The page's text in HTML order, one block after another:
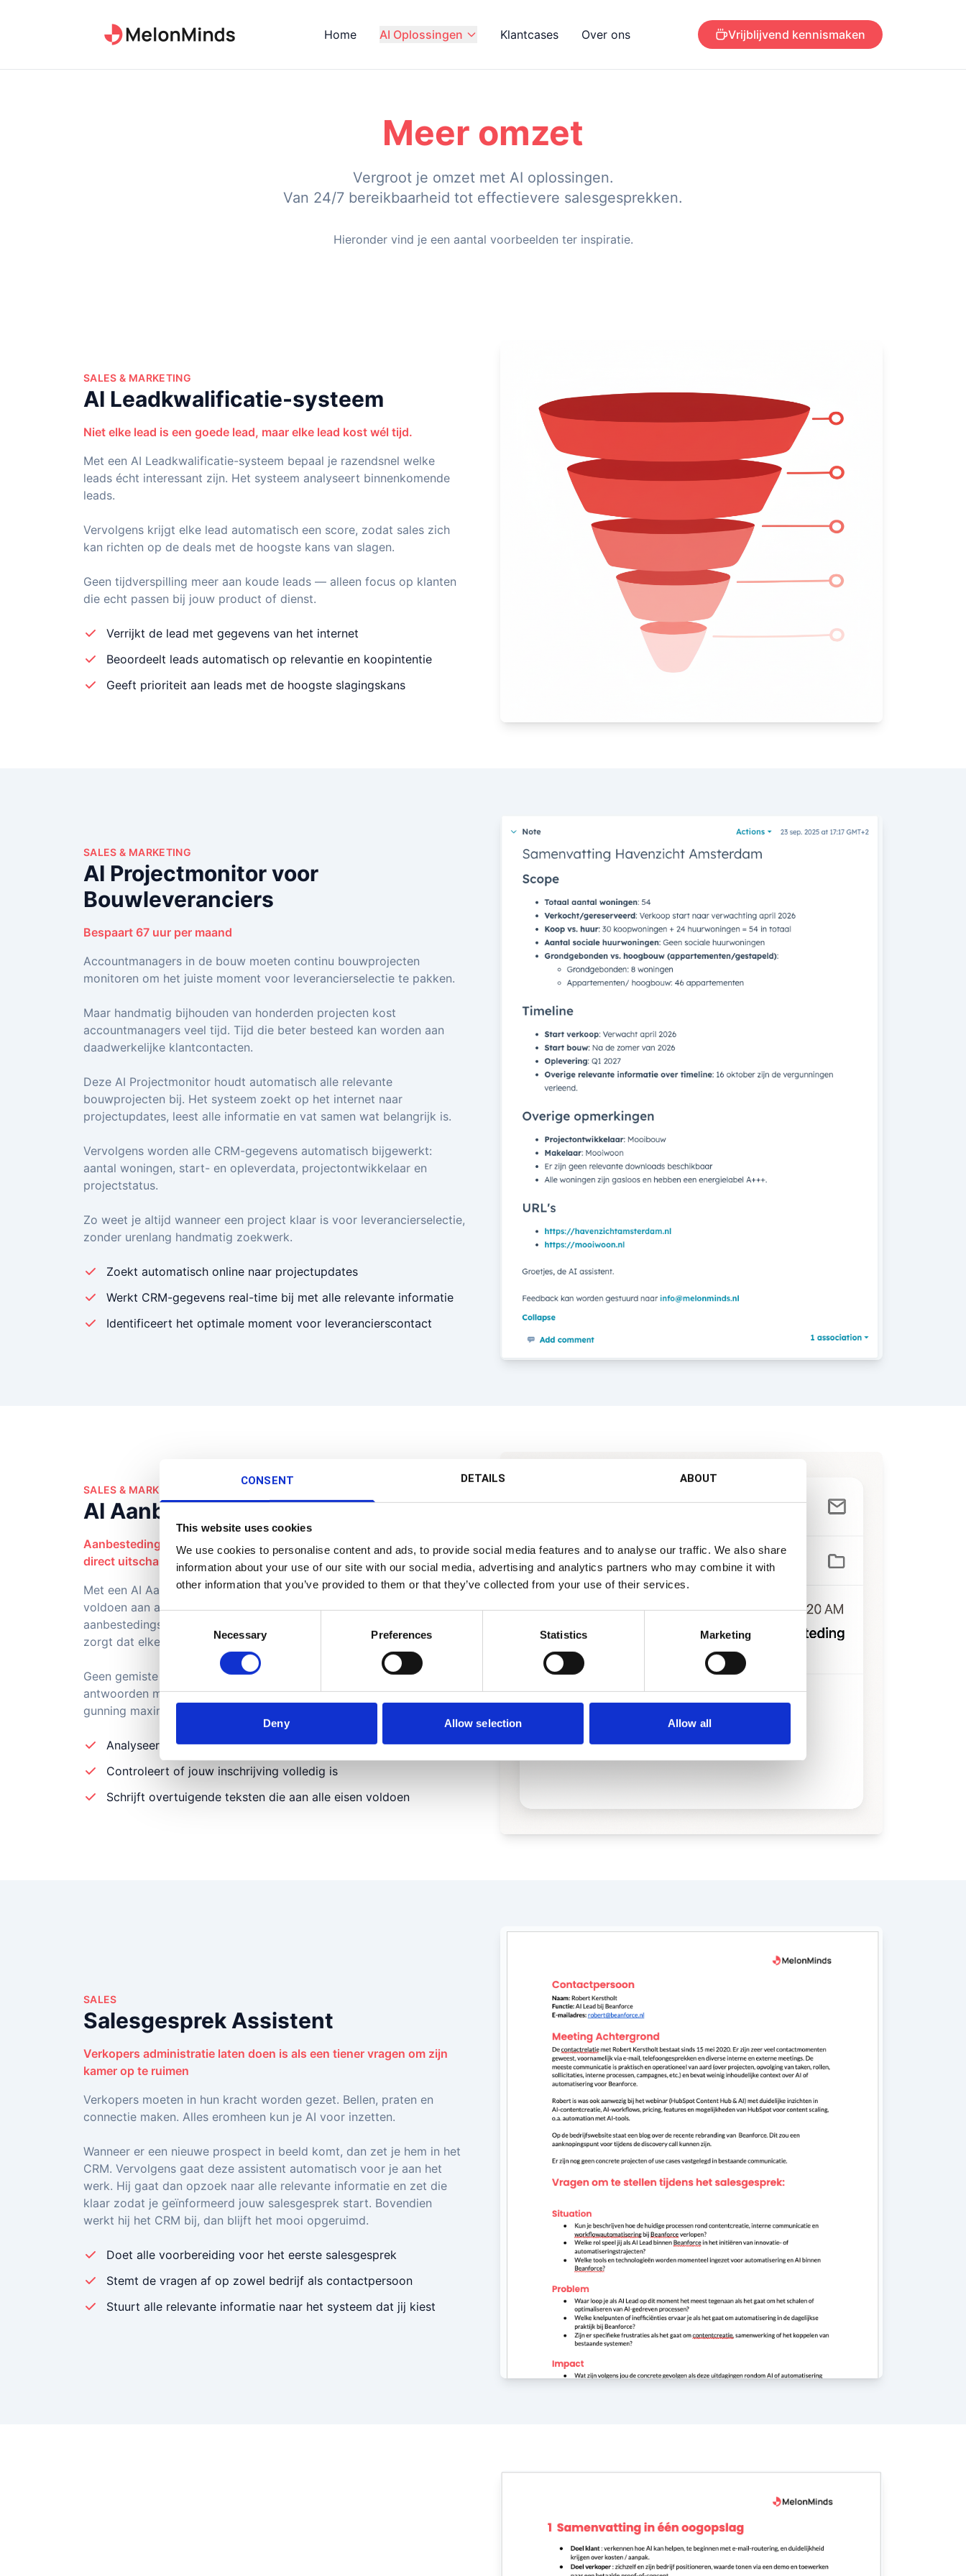
CONSENT DETAILS ABOUT
This website uses cookies
We use cookies to personalise content and ads, to provide social media features and to analyse our traffic. We also share
information about your use of our site with our social media, advertising and analytics partners who may combine it with
other information that you’ve provided to them or that they’ve collected from your use of their services.
Necessary Preferences Statistics Marketing
Deny Allow selection Allow all
Home AI Oplossingen Klantcases Over ons Vrijblijvend kennismaken
Meer omzet
Vergroot je omzet met AI oplossingen.
Van 24/7 bereikbaarheid tot effectievere salesgesprekken.
Hieronder vind je een aantal voorbeelden ter inspiratie.
SALES & MARKETING
AI Leadkwalificatie-systeem
Niet elke lead is een goede lead, maar elke lead kost wél tijd.
Met een AI Leadkwalificatie-systeem bepaal je razendsnel welke
leads écht interessant zijn. Het systeem analyseert binnenkomende
leads.
Vervolgens krijgt elke lead automatisch een score, zodat sales zich
kan richten op de deals met de hoogste kans van slagen.
Geen tijdverspilling meer aan koude leads — alleen focus op klanten
die echt passen bij jouw product of dienst.
Verrijkt de lead met gegevens van het internet
Beoordeelt leads automatisch op relevantie en koopintentie
Geeft prioriteit aan leads met de hoogste slagingskans
SALES & MARKETING
AI Projectmonitor voor
Bouwleveranciers
Bespaart 67 uur per maand
Accountmanagers in de bouw moeten continu bouwprojecten
monitoren om het juiste moment voor leverancierselectie te pakken.
Maar handmatig bijhouden van honderden projecten kost
accountmanagers veel tijd. Tijd die beter besteed kan worden aan
daadwerkelijke klantcontacten.
Deze AI Projectmonitor houdt automatisch alle relevante
bouwprojecten bij. Het systeem zoekt op het internet naar
projectupdates, leest alle informatie en vat samen wat belangrijk is.
Vervolgens worden alle CRM-gegevens automatisch bijgewerkt:
aantal woningen, start- en opleverdata, projectontwikkelaar en
projectstatus.
Zo weet je altijd wanneer een project klaar is voor leverancierselectie,
zonder urenlang handmatig zoekwerk.
Zoekt automatisch online naar projectupdates
Werkt CRM-gegevens real-time bij met alle relevante informatie
Identificeert het optimale moment voor leverancierscontact
SALES & MARKETING
AI Aanbesteding-assistent
Aanbestedingen winnen vraagt perfectie, één gemiste eis betekent
direct uitschakeling.
Met een AI Aanbesteding-assistent schrijf je inschrijvingen die exact
voldoen aan alle criteria. Het systeem analyseert de
aanbestedingsdocumenten, controleert je tekst op volledigheid en
zorgt dat elke eis wordt aangesproken.
Geen gemiste deadlines, vergeten bijlagen of onduidelijke
antwoorden meer. Alleen professionele inschrijvingen die je kansen op
gunning maximaliseren.
Analyseert alle aanbestedingscriteria automatisch
Controleert of jouw inschrijving volledig is
Schrijft overtuigende teksten die aan alle eisen voldoen
SALES
Salesgesprek Assistent
Verkopers administratie laten doen is als een tiener vragen om zijn
kamer op te ruimen
Verkopers moeten in hun kracht worden gezet. Bellen, praten en
connectie maken. Alles eromheen kun je AI voor inzetten.
Wanneer er een nieuwe prospect in beeld komt, dan zet je hem in het
CRM. Vervolgens gaat deze assistent automatisch voor je aan het
werk. Hij gaat dan opzoek naar alle relevante informatie en zet die
klaar zodat je geïnformeerd jouw salesgesprek start. Bovendien
werkt hij het CRM bij, dan blijft het mooi opgeruimd.
Doet alle voorbereiding voor het eerste salesgesprek
Stemt de vragen af op zowel bedrijf als contactpersoon
Stuurt alle relevante informatie naar het systeem dat jij kiest